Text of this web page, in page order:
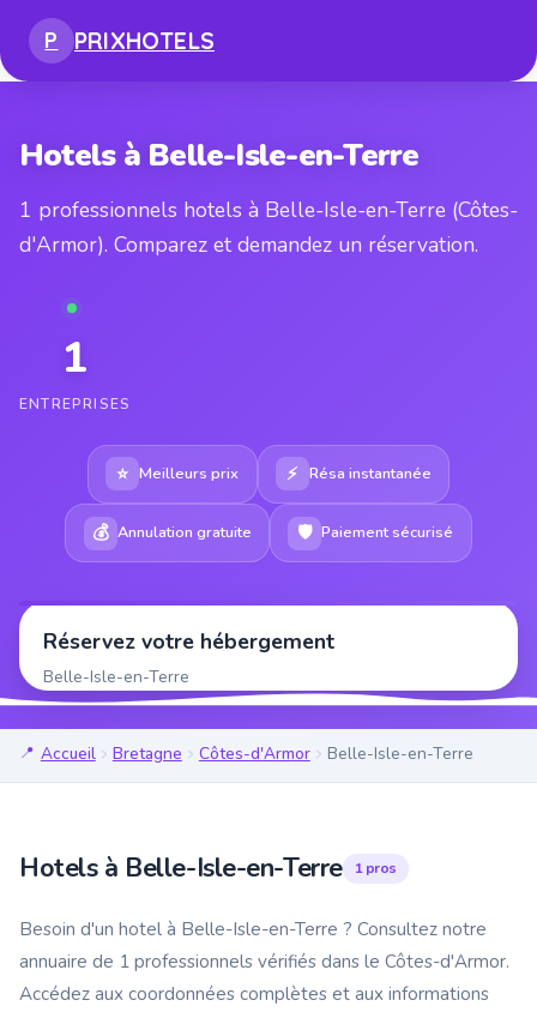
P PRIXHOTELS
Hotels à Belle-Isle-en-Terre
1 professionnels hotels à Belle-Isle-en-Terre (Côtes-
d'Armor). Comparez et demandez un réservation.
1
ENTREPRISES
⭐ Meilleurs prix ⚡ Résa instantanée
💰 Annulation gratuite 🛡 Paiement sécurisé
Réservez votre hébergement
Belle-Isle-en-Terre
Accueil Bretagne Côtes-d'Armor Belle-Isle-en-Terre
Hotels à Belle-Isle-en-Terre 1 pros
Besoin d'un hotel à Belle-Isle-en-Terre ? Consultez notre
annuaire de 1 professionnels vérifiés dans le Côtes-d'Armor.
Accédez aux coordonnées complètes et aux informations